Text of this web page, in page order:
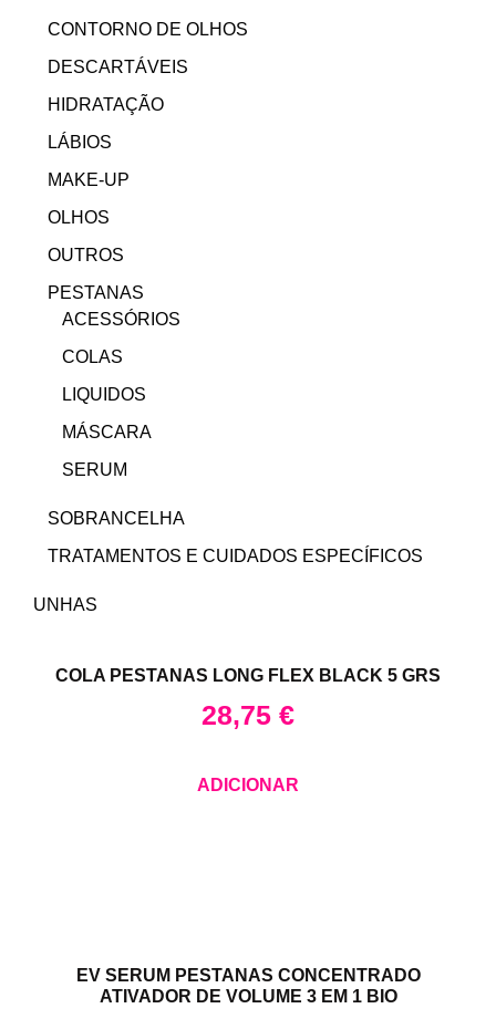
COLA PESTANAS LONG FLEX BLACK 5 GRS
28,75 €
ADICIONAR
EV SERUM PESTANAS CONCENTRADO
ATIVADOR DE VOLUME 3 EM 1 BIO
CONTORNO DE OLHOS
DESCARTÁVEIS
HIDRATAÇÃO
LÁBIOS
MAKE-UP
OLHOS
OUTROS
PESTANAS
ACESSÓRIOS
COLAS
LIQUIDOS
MÁSCARA
SERUM
SOBRANCELHA
TRATAMENTOS E CUIDADOS ESPECÍFICOS
UNHAS